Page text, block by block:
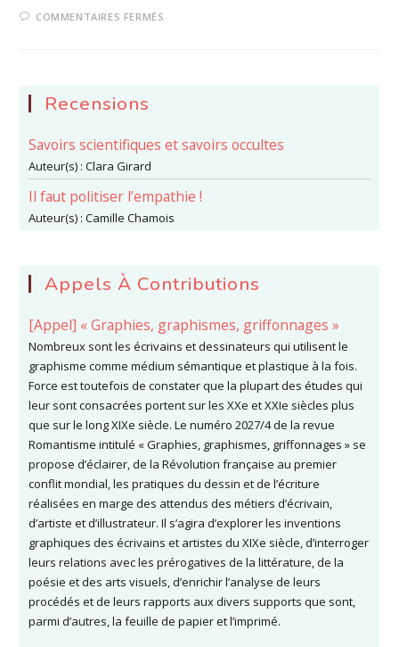
COMMENTAIRES FERMÉS
PUBLICITAIRE
Recensions
Savoirs scientifiques et savoirs occultes
Auteur(s) :Clara Girard
Il faut politiser l’empathie !
Auteur(s) :Camille Chamois
Appels À Contributions
[Appel] « Graphies, graphismes, griffonnages »
Nombreux sont les écrivains et dessinateurs qui utilisent le
graphisme comme médium sémantique et plastique à la fois.
Force est toutefois de constater que la plupart des études qui
leur sont consacrées portent sur les XXe et XXIe siècles plus
que sur le long XIXe siècle. Le numéro 2027/4 de la revue
Romantisme intitulé « Graphies, graphismes, griffonnages » se
propose d’éclairer, de la Révolution française au premier
conflit mondial, les pratiques du dessin et de l’écriture
réalisées en marge des attendus des métiers d’écrivain,
d’artiste et d’illustrateur. Il s’agira d’explorer les inventions
graphiques des écrivains et artistes du XIXe siècle, d’interroger
leurs relations avec les prérogatives de la littérature, de la
poésie et des arts visuels, d’enrichir l’analyse de leurs
procédés et de leurs rapports aux divers supports que sont,
parmi d’autres, la feuille de papier et l’imprimé.